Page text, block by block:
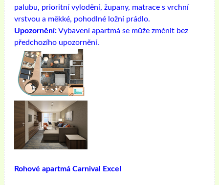
palubu, prioritní vylodění, župany, matrace s vrchní
vrstvou a měkké, pohodlné ložní prádlo.
Upozornění:Vybavení apartmá se může změnit bez
předchozího upozornění.
Rohové apartmá Carnival Excel